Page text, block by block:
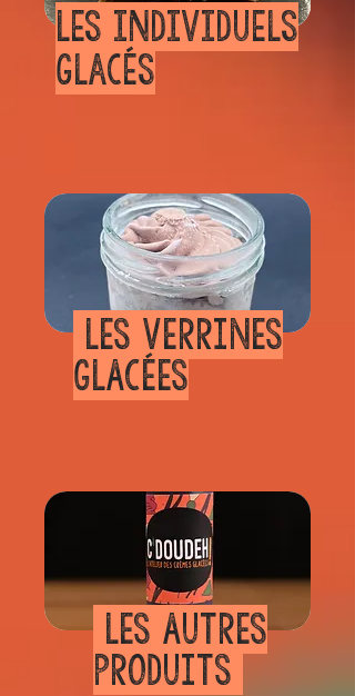
Les individuels
glacés
LES VERRINES
GLACÉES
LES AUTRES
PRODUITS